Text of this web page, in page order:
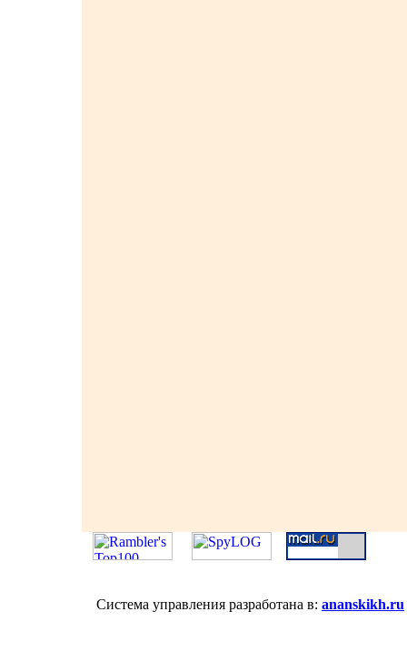
Система управления разработана в: ananskikh.ru